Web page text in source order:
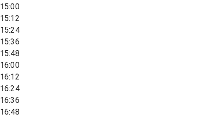
15:00
15:12
15:24
15:36
15:48
16:00
16:12
16:24
16:36
16:48